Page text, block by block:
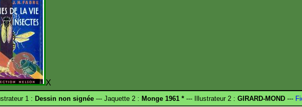
X
1 : Dessin non signée --- Jaquette 2 : Monge 1961 * --- Illustrateur 2 : GIRARD-MOND ---